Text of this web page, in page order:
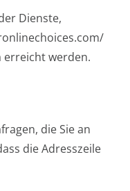
Dienste,
erreicht werden.
die Sie an
die Adresszeile